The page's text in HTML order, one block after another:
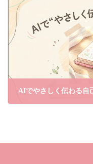
AIでやさしく伝わる自